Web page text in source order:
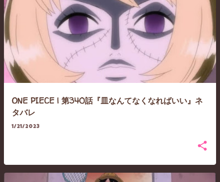
ONE PIECE | 第340話『皿なんてなくなればいい』ネ
タバレ
1/21/2023